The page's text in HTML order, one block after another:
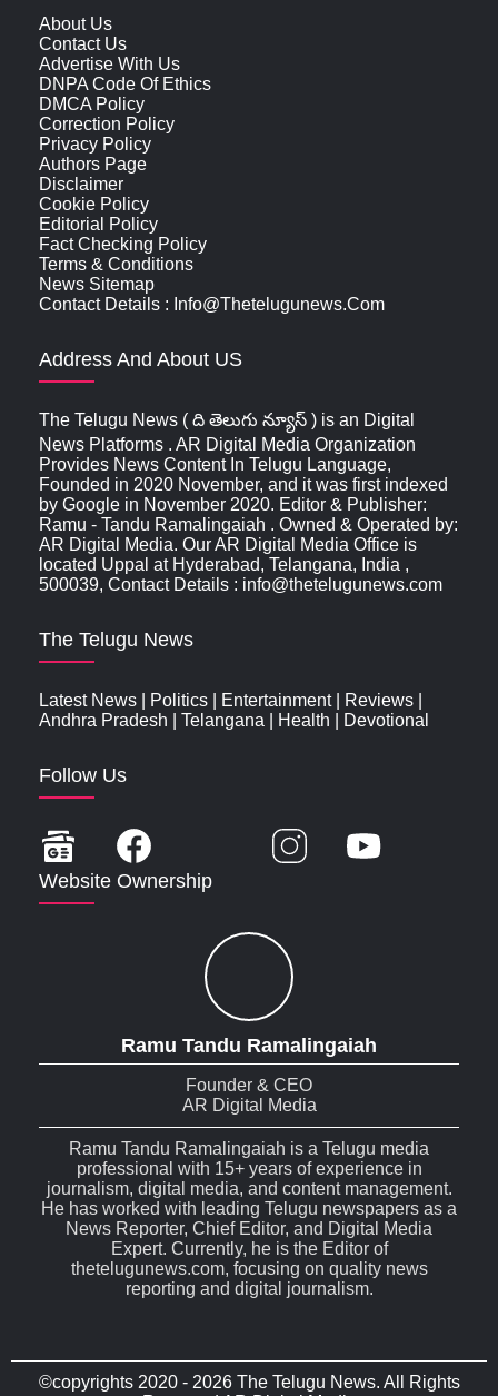
About Us
Contact Us
Advertise With Us
DNPA Code Of Ethics
DMCA Policy
Correction Policy
Privacy Policy
Authors Page
Disclaimer
Cookie Policy
Editorial Policy
Fact Checking Policy
Terms & Conditions
News Sitemap
Contact Details : Info@thetelugunews.com
Address And About US
The Telugu News ( ది తెలుగు న్యూస్‌ ) is an Digital
News Platforms . AR Digital Media Organization
Provides News Content In Telugu Language,
Founded in 2020 November, and it was first indexed
by Google in November 2020. Editor & Publisher:
Ramu - Tandu Ramalingaiah . Owned & Operated by:
AR Digital Media. Our AR Digital Media Office is
located Uppal at Hyderabad, Telangana, India ,
500039, Contact Details : info@thetelugunews.com
The Telugu News
Latest News Politics Entertainment| Reviews
Andhra Pradesh
Telangana Health Devotional
Follow Us
Website Ownership
Ramu Tandu Ramalingaiah
Founder & CEO
AR Digital Media
Ramu Tandu Ramalingaiah is a Telugu media
professional with 15+ years of experience in
journalism, digital media, and content management.
He has worked with leading Telugu newspapers as a
News Reporter, Chief Editor, and Digital Media
Expert. Currently, he is the Editor of
thetelugunews.com, focusing on quality news
reporting and digital journalism.
©copyrights 2020 - 2026 The Telugu News. All Rights